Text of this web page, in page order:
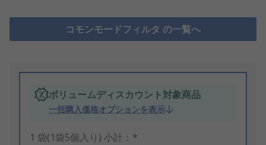
コモンモードフィルタ の一覧へ
ボリュームディスカウント対象商品
一括購入価格オプションを表示
1 袋(1袋5個入り) 小計：*